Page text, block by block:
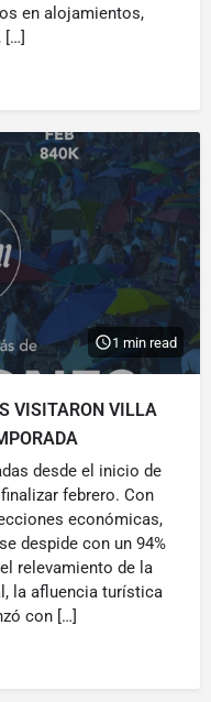
en alojamientos,
[…]
1 min read
VISITARON VILLA
desde el inicio de
febrero. Con
económicas,
despide con un 94%
relevamiento de la
la afluencia turística
con […]